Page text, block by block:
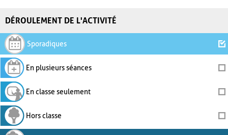
DÉROULEMENT DE L'ACTIVITÉ
Sporadiques
En plusieurs séances
En classe seulement
Hors classe